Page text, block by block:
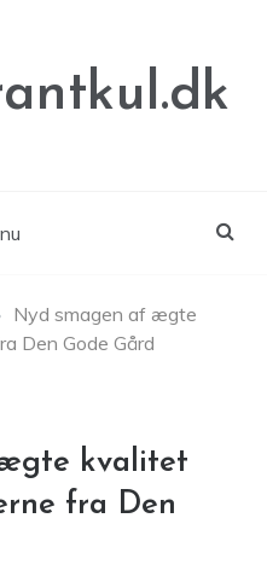
Nyd smagen af ægte
Den Gode Gård
kvalitet
fra Den